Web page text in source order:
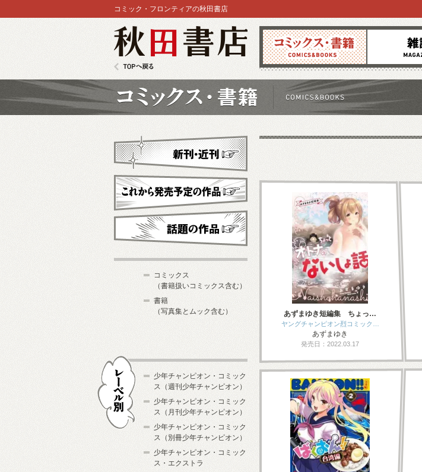
コミックス 雑誌
コミック・フロンティアの秋田書店
新刊情報
あずまゆき短編集 ちょっ…
ヤングチャンピオン烈コミック…
あずまゆき
発売日：2022.03.17
新刊・近刊
これから発売予定
コミックス
（書籍扱いコミックス含む）
書籍
（写真集とムック含む）
少年チャンピオン・コミック
ス（週刊少年チャンピオン）
少年チャンピオン・コミック
ス（月刊少年チャンピオン）
少年チャンピオン・コミック
ス（別冊少年チャンピオン）
少年チャンピオン・コミック
ス・エクストラ